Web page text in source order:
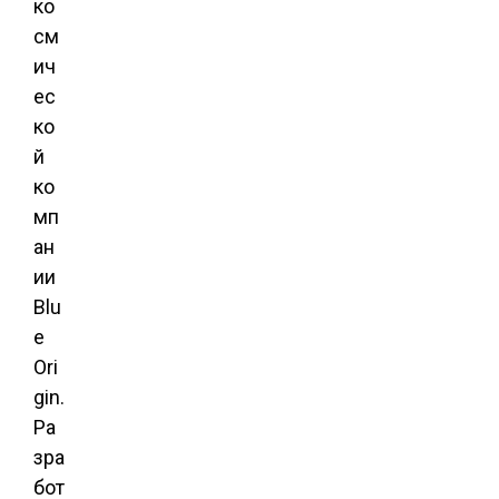
ко
см
ич
ес
ко
й
ко
мп
ан
ии
Blu
e
Ori
gin.
Ра
зра
бот